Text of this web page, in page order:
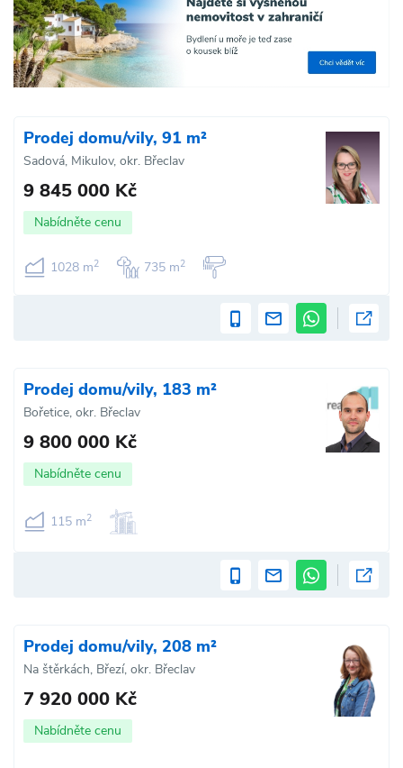
Prodej domu/vily, 91 m²
Sadová, Mikulov, okr. Břeclav
9 845 000 Kč
Nabídněte cenu
1028 m2 735 m2
Prodej domu/vily, 183 m²
Bořetice, okr. Břeclav
9 800 000 Kč
Nabídněte cenu
115 m2
Prodej domu/vily, 208 m²
Na štěrkách, Březí, okr. Břeclav
7 920 000 Kč
Nabídněte cenu